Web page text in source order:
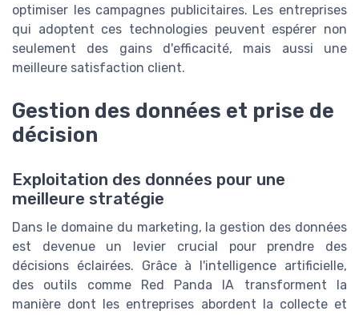
optimiser les campagnes publicitaires. Les entreprises
qui adoptent ces technologies peuvent espérer non
seulement des gains d'efficacité, mais aussi une
meilleure satisfaction client.
Gestion des données et prise de
décision
Exploitation des données pour une
meilleure stratégie
Dans le domaine du marketing, la gestion des données
est devenue un levier crucial pour prendre des
décisions éclairées. Grâce à l'intelligence artificielle,
des outils comme Red Panda IA transforment la
manière dont les entreprises abordent la collecte et